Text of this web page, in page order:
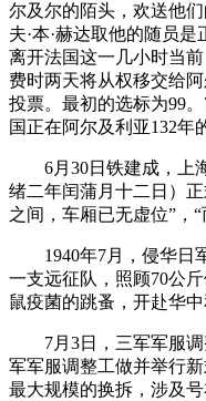
尔及尔的陌头，欢送他
夫·本·赫达取他的随员
离开法国这一几小时当
费时两天将从权移交给
投票。最初的选标为99
国正在阿尔及利亚132年
6月30日铁建成，上海
绪二年闰蒲月十二日）
之间，车厢已无虚位”，“
1940年7月，侵华日军
一支远征队，照顾70公
鼠疫菌的跳蚤，开赴华
7月3日，三军军服调
军军服调整工做并举行
最大规模的换拆，涉及